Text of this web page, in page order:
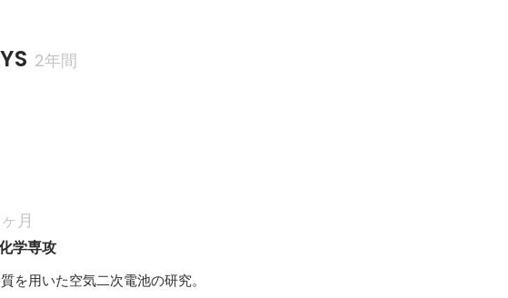
2年間
月
学専攻
を用いた空気二次電池の研究。